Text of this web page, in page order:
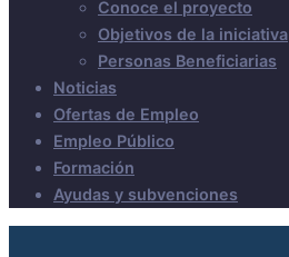
Conoce el proyecto
Objetivos de la iniciativa
Personas Beneficiarias
Noticias
Ofertas de Empleo
Empleo Público
Formación
Ayudas y subvenciones